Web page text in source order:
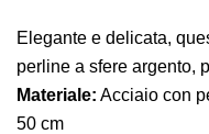
Elegante e delicata,
perline a sfere argento,
Materiale: Acciaio con
50 cm